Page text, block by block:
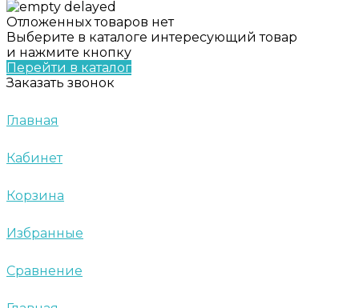
Отложенных товаров нет
Выберите в каталоге интересующий товар
и нажмите кнопку
Перейти в каталог
Заказать звонок
Главная
Кабинет
Корзина
Избранные
Сравнение